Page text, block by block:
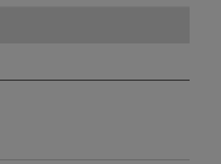
płatności